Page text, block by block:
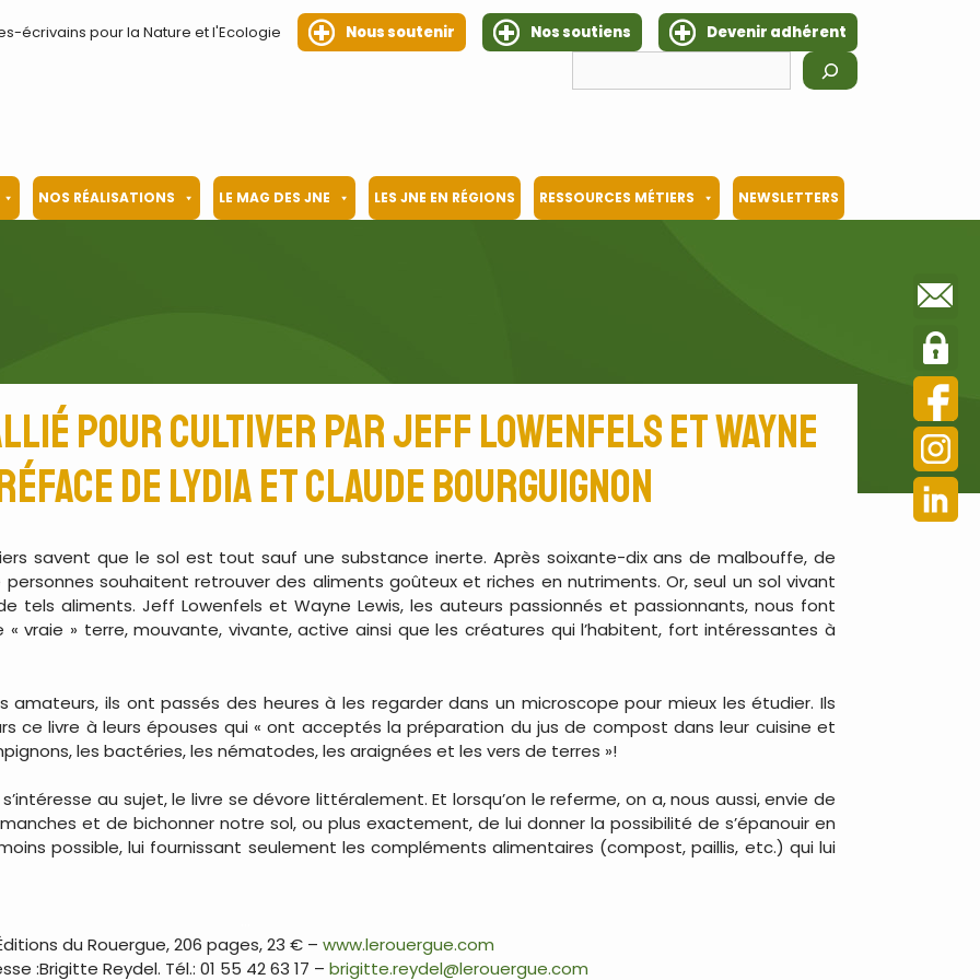
écrivains pour la Nature et l'Ecologie Nous soutenir Nos soutiens
Devenir adhérent
NOS RÉALISATIONS LE MAG DES JNE LES JNE EN RÉGIONS RESSOURCES MÉTIERS NEWSLETTERS
pour cultiver par Jeff Lowenfels et Wayne
de Lydia et Claude Bourguignon
savent que le sol est tout sauf une substance inerte. Après soixante-dix ans de malbouffe, de
personnes souhaitent retrouver des aliments goûteux et riches en nutriments. Or, seul un sol vivant
tels aliments. Jeff Lowenfels et Wayne Lewis, les auteurs passionnés et passionnants, nous font
vraie » terre, mouvante, vivante, active ainsi que les créatures qui l’habitent, fort intéressantes à
amateurs, ils ont passés des heures à les regarder dans un microscope pour mieux les étudier. Ils
ce livre à leurs épouses qui « ont acceptés la préparation du jus de compost dans leur cuisine et
les bactéries, les nématodes, les araignées et les vers de terres »!
s’intéresse au sujet, le livre se dévore littéralement. Et lorsqu’on le referme, on a, nous aussi, envie de
et de bichonner notre sol, ou plus exactement, de lui donner la possibilité de s’épanouir en
possible, lui fournissant seulement les compléments alimentaires (compost, paillis, etc.) qui lui
du Rouergue, 206 pages, 23 € – www.lerouergue.com
:Brigitte Reydel. Tél.: 01 55 42 63 17 – brigitte.reydel@lerouergue.com